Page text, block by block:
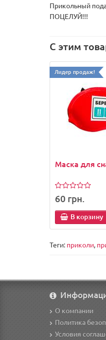
Прикольный
ПОЦЕЛУЙ!!!
С этим
Лидер продаж!
Маска для
60 грн.
В корзину
Теги: приколи,
О компании
Политика
Условия